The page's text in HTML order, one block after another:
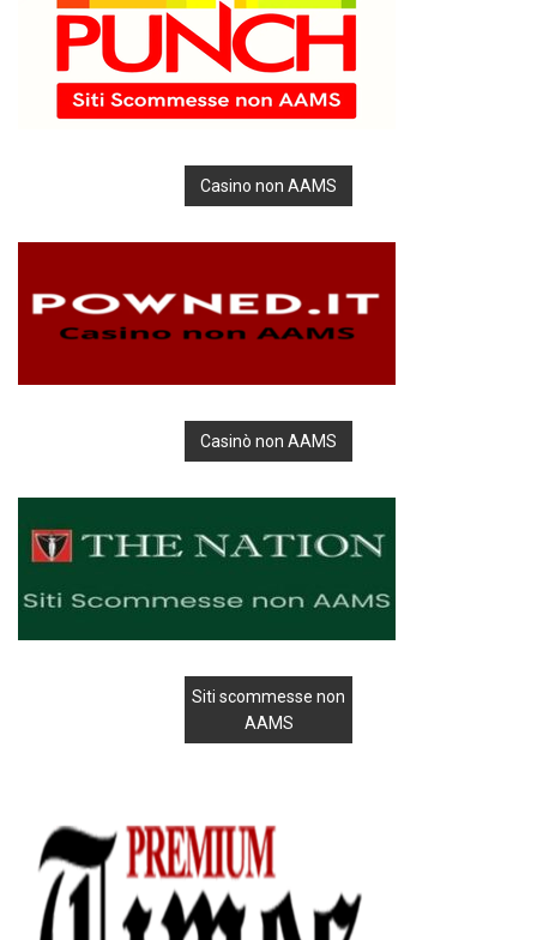
Casino non AAMS
Casinò non AAMS
Siti scommesse non
AAMS